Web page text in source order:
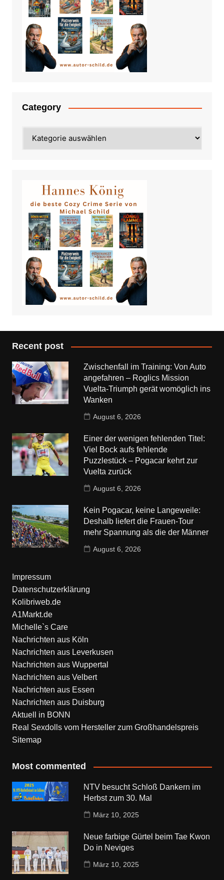
Category
Recent post
Zwischenfall im Training: Von Auto
angefahren – Roglics Mission
Vuelta-Triumph gerät womöglich ins
Wanken
August 6, 2026
Einer der wenigen fehlenden Titel:
Viel Bock aufs fehlende
Puzzlestück – Pogacar kehrt zur
Vuelta zurück
August 6, 2026
Kein Pogacar, keine Langeweile:
Deshalb liefert die Frauen-Tour
mehr Spannung als die der Männer
August 6, 2026
Impressum
Datenschutzerklärung
Kolibriweb.de
A1Markt.de
Michelle`s Care
Nachrichten aus Köln
Nachrichten aus Leverkusen
Nachrichten aus Wuppertal
Nachrichten aus Velbert
Nachrichten aus Essen
Nachrichten aus Duisburg
Aktuell in BONN
Real Sexdolls vom Hersteller zum Großhandelspreis
Sitemap
Most commented
NTV besucht Schloß Dankern im
Herbst zum 30. Mal
März 10, 2025
Neue farbige Gürtel beim Tae Kwon
Do in Neviges
März 10, 2025